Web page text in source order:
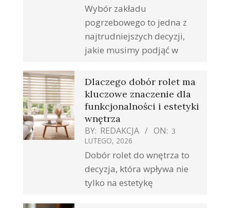
Wybór zakładu
pogrzebowego to jedna z
najtrudniejszych decyzji,
jakie musimy podjąć w
Dlaczego dobór rolet ma
kluczowe znaczenie dla
funkcjonalności i estetyki
wnętrza
BY: REDAKCJA ON: 3
LUTEGO, 2026
Dobór rolet do wnętrza to
decyzja, która wpływa nie
tylko na estetykę